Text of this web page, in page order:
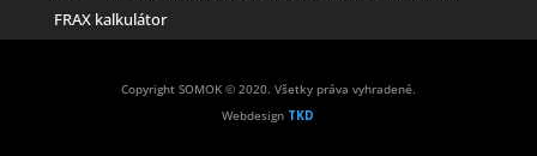
FRAX kalkulátor
Copyright SOMOK © 2020. Všetky práva vyhradené.
Webdesign TKD